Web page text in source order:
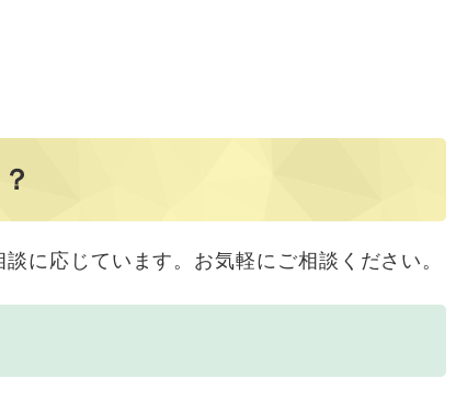
に応じています。お気軽にご相談ください。